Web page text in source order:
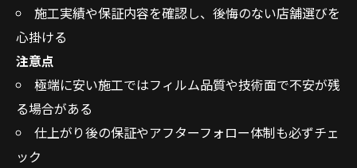
施工実績や保証内容を確認し、後悔のない店舗選びを
心掛ける
注意点
極端に安い施工ではフィルム品質や技術面で不安が残
る場合がある
仕上がり後の保証やアフターフォロー体制も必ずチェ
ック